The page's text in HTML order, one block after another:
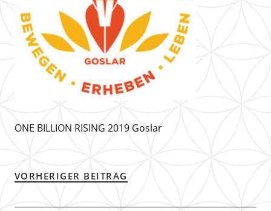
ONE BILLION RISING 2019 Goslar
VORHERIGER BEITRAG